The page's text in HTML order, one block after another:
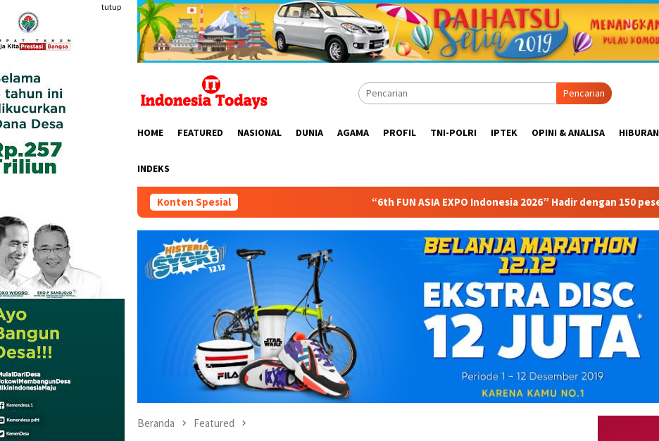
konten
tutup
Pencarian
HOME FEATURED NASIONAL DUNIA AGAMA PROFIL TNI-POLRI IPTEK OPINI & ANALISA HIBURAN
INDEKS
Konten Spesial “6th FUN ASIA EXPO Indonesia 2026” Hadir dengan 150 peserta dari
Beranda Featured